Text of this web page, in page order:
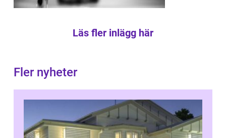
Läs fler inlägg här
Fler nyheter